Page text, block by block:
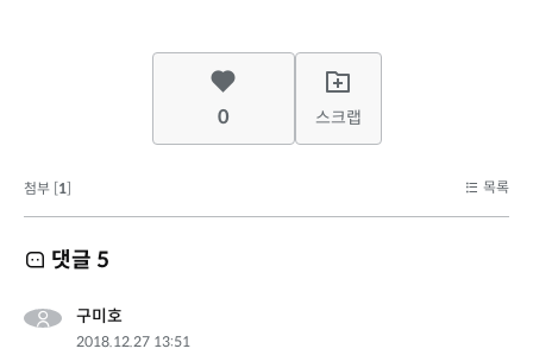
0 스크랩
첨부 [1] 목록
댓글 5
구미호
2018.12.27 13:51